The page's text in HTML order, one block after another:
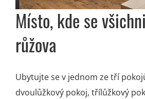
Místo, kde se všichni
růžova
Ubytujte se v jednom ze tří
dvoulůžkový pokoj, třílůžkový